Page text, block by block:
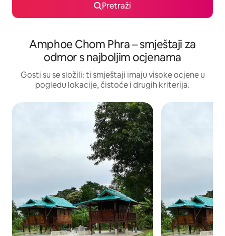
Pretraži
Amphoe Chom Phra – smještaji za
odmor s najboljim ocjenama
Gosti su se složili: ti smještaji imaju visoke ocjene u
pogledu lokacije, čistoće i drugih kriterija.